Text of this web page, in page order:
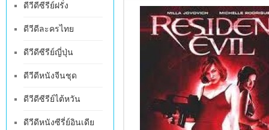
ดีวีดีซีรีย์ฝรั่ง
ดีวีดีละครไทย
ดีวีดีซีรีย์ญี่ปุ่น
ดีวีดีหนังจีนชุด
ดีวีดีซีรีย์ไต้หวัน
ดีวีดีหนังซีรี่ย์อินเดีย